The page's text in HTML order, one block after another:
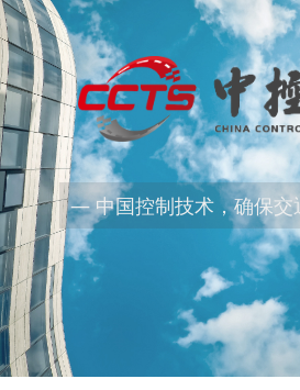
— 中国控制技术，确保